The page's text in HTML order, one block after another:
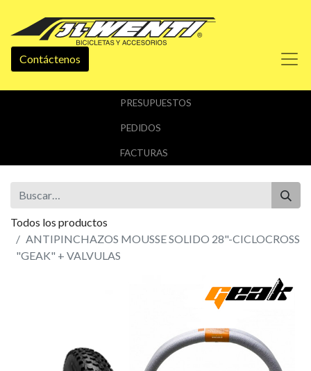
Contáctenos
PRESUPUESTOS
PEDIDOS
FACTURAS
Todos los productos
ANTIPINCHAZOS MOUSSE SOLIDO 28"-CICLOCROSS
"GEAK" + VALVULAS